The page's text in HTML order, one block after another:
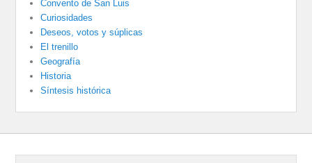
Convento de San Luis
Curiosidades
Deseos, votos y súplicas
El trenillo
Geografía
Historia
Síntesis histórica